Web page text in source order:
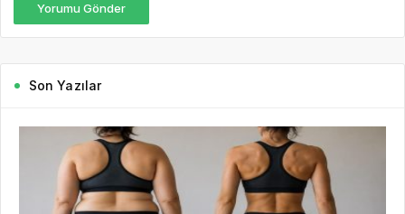
Yorumu Gönder
Son Yazılar